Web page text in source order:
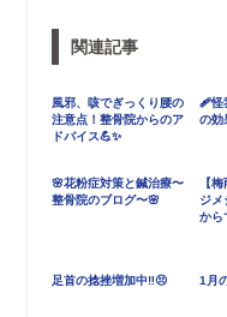
関連記事
風邪、咳でぎっくり腰の
注意点！整骨院からのア
ドバイス💪✨
🩹怪
の効
🌸花粉症対策と鍼治療〜
整骨院のブログ〜🌸
【
ジメ
から
足首の捻挫増加中‼️😣 1月